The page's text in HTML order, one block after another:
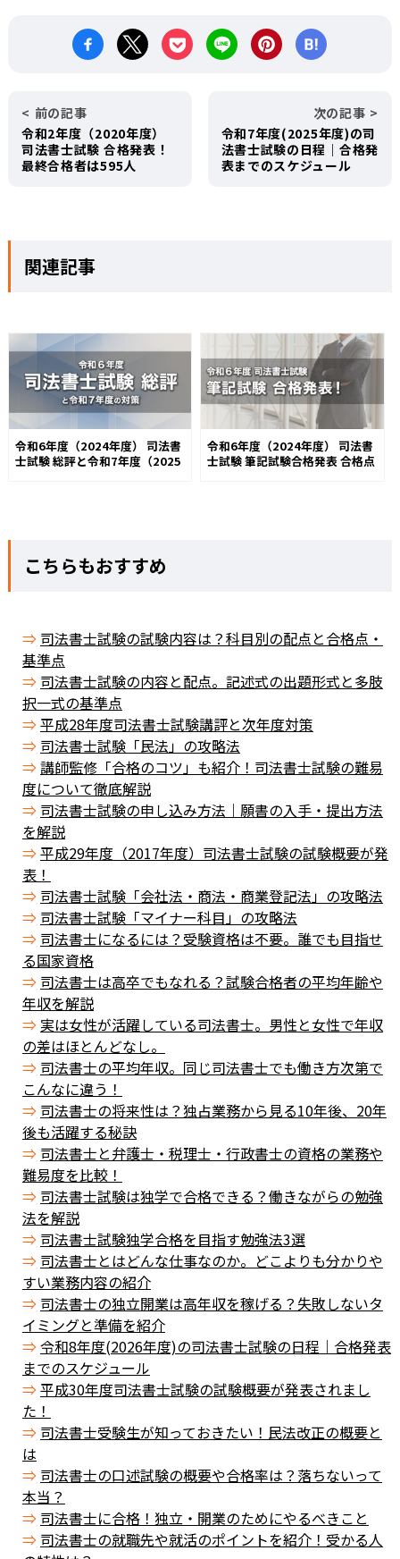
前の記事
令和2年度（2020年度）
司法書士試験 合格発表！
最終合格者は595人
次の記事
令和7年度(2025年度)の司
法書士試験の日程｜合格発
表までのスケジュール
関連記事
令和6年度（2024年度） 司法書
士試験 総評と令和7年度（2025
令和6年度（2024年度） 司法書
士試験 筆記試験合格発表 合格点
こちらもおすすめ
司法書士試験の試験内容は？科目別の配点と合格点・
基準点
司法書士試験の内容と配点。記述式の出題形式と多肢
択一式の基準点
平成28年度司法書士試験講評と次年度対策
司法書士試験「民法」の攻略法
講師監修「合格のコツ」も紹介！司法書士試験の難易
度について徹底解説
司法書士試験の申し込み方法｜願書の入手・提出方法
を解説
平成29年度（2017年度）司法書士試験の試験概要が発
表！
司法書士試験「会社法・商法・商業登記法」の攻略法
司法書士試験「マイナー科目」の攻略法
司法書士になるには？受験資格は不要。誰でも目指せ
る国家資格
司法書士は高卒でもなれる？試験合格者の平均年齢や
年収を解説
実は女性が活躍している司法書士。男性と女性で年収
の差はほとんどなし。
司法書士の平均年収。同じ司法書士でも働き方次第で
こんなに違う！
司法書士の将来性は？独占業務から見る10年後、20年
後も活躍する秘訣
司法書士と弁護士・税理士・行政書士の資格の業務や
難易度を比較！
司法書士試験は独学で合格できる？働きながらの勉強
法を解説
司法書士試験独学合格を目指す勉強法3選
司法書士とはどんな仕事なのか。どこよりも分かりや
すい業務内容の紹介
司法書士の独立開業は高年収を稼げる？失敗しないタ
イミングと準備を紹介
令和8年度(2026年度)の司法書士試験の日程｜合格発表
までのスケジュール
平成30年度司法書士試験の試験概要が発表されまし
た！
司法書士受験生が知っておきたい！民法改正の概要と
は
司法書士の口述試験の概要や合格率は？落ちないって
本当？
司法書士に合格！独立・開業のためにやるべきこと
司法書士の就職先や就活のポイントを紹介！受かる人